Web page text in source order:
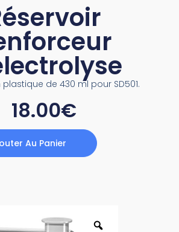
plastique de 430 ml pour SD501.
18.00€
Au Panier